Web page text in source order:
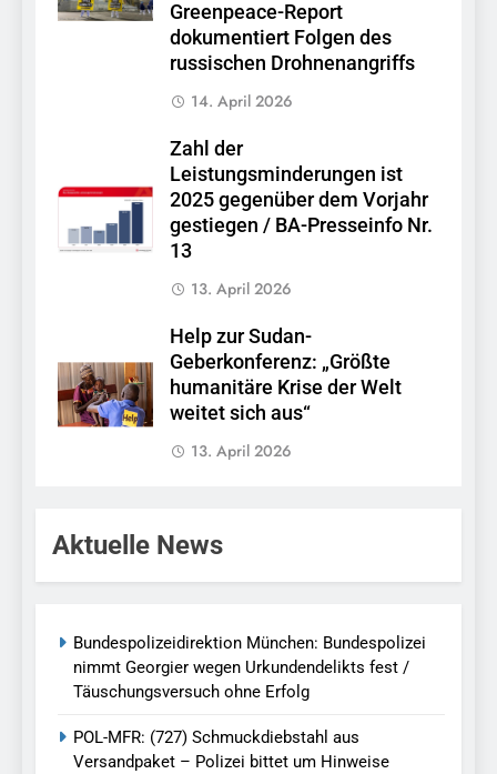
Greenpeace-Report
dokumentiert Folgen des
russischen Drohnenangriffs
14. April 2026
Zahl der
Leistungsminderungen ist
2025 gegenüber dem Vorjahr
gestiegen / BA-Presseinfo Nr.
13
13. April 2026
Help zur Sudan-
Geberkonferenz: „Größte
humanitäre Krise der Welt
weitet sich aus“
13. April 2026
Aktuelle News
Bundespolizeidirektion München: Bundespolizei
nimmt Georgier wegen Urkundendelikts fest /
Täuschungsversuch ohne Erfolg
POL-MFR: (727) Schmuckdiebstahl aus
Versandpaket – Polizei bittet um Hinweise